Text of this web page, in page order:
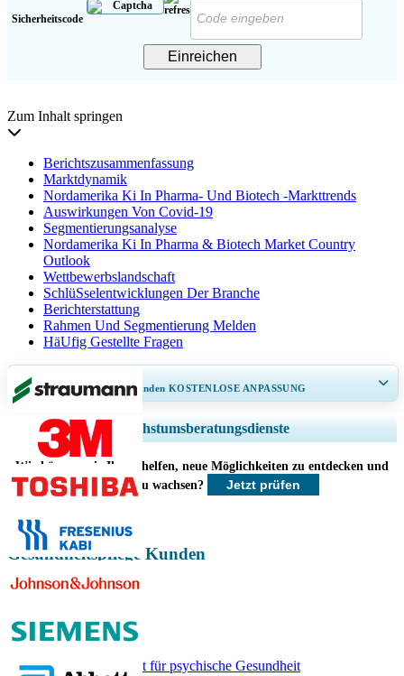
Sicherheitscode
Einreichen
Zum Inhalt springen
Berichtszusammenfassung
Marktdynamik
Nordamerika Ki In Pharma- Und Biotech -Markttrends
Auswirkungen Von Covid-19
Segmentierungsanalyse
Nordamerika Ki In Pharma & Biotech Market Country
Outlook
Wettbewerbslandschaft
SchlüSselentwicklungen Der Branche
Berichterstattung
Rahmen Und Segmentierung Melden
HäUfig Gestellte Fragen
ERHALTEN SIE 30–60stunden KOSTENLOSE ANPASSUNG
Regionale und länderspezifische Abdeckung erweitern, Segmentanalyse,
Unternehmensprofile, Wettbewerbs-Benchmarking, und Endnutzer-
Einblicke.
Jetzt anpassen
Wachstumsberatungsdienste
Wie können wir Ihnen helfen, neue Möglichkeiten zu entdecken und
schneller zu wachsen?
Jetzt prüfen
Gesundheitspflege Kunden
Verwandte Berichte
KI auf dem Markt für psychische Gesundheit